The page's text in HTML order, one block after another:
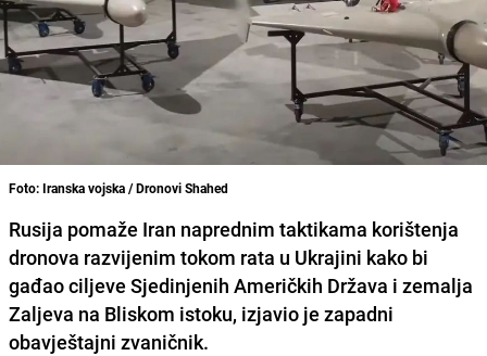
Foto: Iranska vojska / Dronovi Shahed
Rusija pomaže Iran naprednim taktikama korištenja
dronova razvijenim tokom rata u Ukrajini kako bi
gađao ciljeve Sjedinjenih Američkih Država i zemalja
Zaljeva na Bliskom istoku, izjavio je zapadni
obavještajni zvaničnik.